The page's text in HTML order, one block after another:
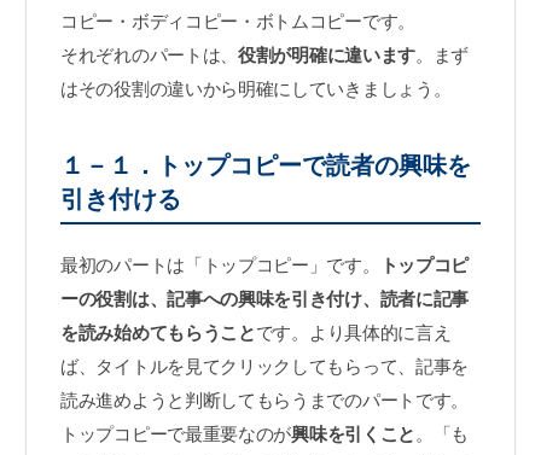
コピー・ボディコピー・ボトムコピーです。
それぞれのパートは、 役割が明確に違います。まず
はその役割の違いから明確にしていきましょう。
１－１．トップコピーで読者の興味を
引き付ける
最初のパートは「トップコピー」です。
トップコピ
ーの役割は、記事への興味を引き付け、読者に記事
を読み始めてもらうことです。より具体的に言え
ば、タイトルを見てクリックしてもらって、記事を
読み進めようと判断してもらうまでのパートです。
トップコピーで最重要なのが興味を引くこと 。「も